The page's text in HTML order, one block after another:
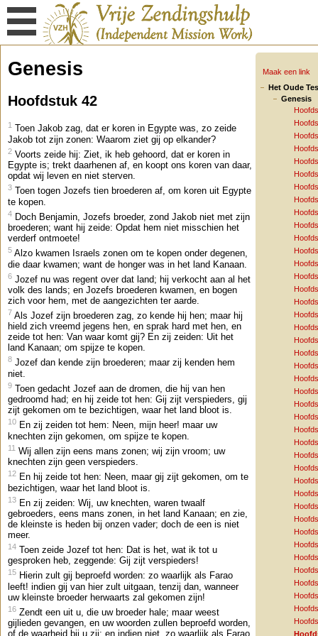
Maak een link
Het Oude
Genesis
Genesis
Hoofdstuk 42
1
Toen Jakob zag, dat er koren in Egypte was, zo zeide
Jakob tot zijn zonen: Waarom ziet gij op elkander?
2 Voorts zeide hij: Ziet, ik heb gehoord, dat er koren in
Egypte is; trekt daarhenen af, en koopt ons koren van daar,
opdat wij leven en niet sterven.
3 Toen togen Jozefs tien broederen af, om koren uit Egypte
te kopen.
4 Doch Benjamin, Jozefs broeder, zond Jakob niet met zijn
broederen; want hij zeide: Opdat hem niet misschien het
verderf ontmoete!
5 Alzo kwamen Israels zonen om te kopen onder degenen,
die daar kwamen; want de honger was in het land Kanaan.
6 Jozef nu was regent over dat land; hij verkocht aan al het
volk des lands; en Jozefs broederen kwamen, en bogen
zich voor hem, met de aangezichten ter aarde.
7 Als Jozef zijn broederen zag, zo kende hij hen; maar hij
hield zich vreemd jegens hen, en sprak hard met hen, en
zeide tot hen: Van waar komt gij? En zij zeiden: Uit het
land Kanaan; om spijze te kopen.
8 Jozef dan kende zijn broederen; maar zij kenden hem
niet.
9 Toen gedacht Jozef aan de dromen, die hij van hen
gedroomd had; en hij zeide tot hen: Gij zijt verspieders, gij
zijt gekomen om te bezichtigen, waar het land bloot is.
10 En zij zeiden tot hem: Neen, mijn heer! maar uw
knechten zijn gekomen, om spijze te kopen.
11 Wij allen zijn eens mans zonen; wij zijn vroom; uw
knechten zijn geen verspieders.
12 En hij zeide tot hen: Neen, maar gij zijt gekomen, om te
bezichtigen, waar het land bloot is.
13 En zij zeiden: Wij, uw knechten, waren twaalf
gebroeders, eens mans zonen, in het land Kanaan; en zie,
de kleinste is heden bij onzen vader; doch de een is niet
meer.
14 Toen zeide Jozef tot hen: Dat is het, wat ik tot u
gesproken heb, zeggende: Gij zijt verspieders!
15 Hierin zult gij beproefd worden: zo waarlijk als Farao
leeft! indien gij van hier zult uitgaan, tenzij dan, wanneer
uw kleinste broeder herwaarts zal gekomen zijn!
16 Zendt een uit u, die uw broeder hale; maar weest
gijlieden gevangen, en uw woorden zullen beproefd worden,
of de waarheid bij u zij; en indien niet, zo waarlijk als Farao